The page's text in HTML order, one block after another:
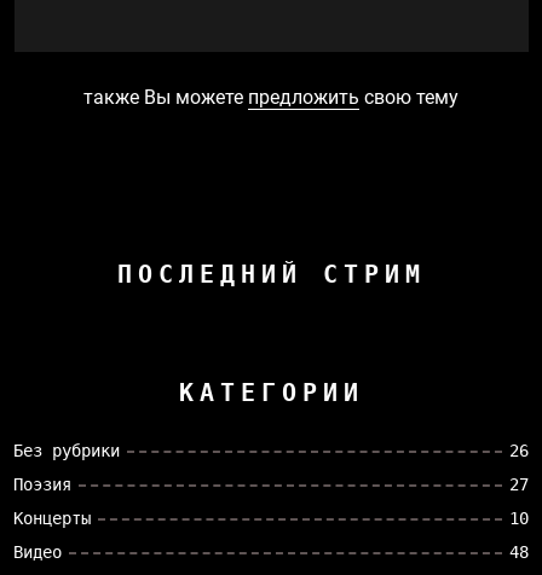
также Вы можете предложить свою тему
ПОСЛЕДНИЙ СТРИМ
КАТЕГОРИИ
Без рубрики
26
Поэзия
27
Концерты
10
Видео
48